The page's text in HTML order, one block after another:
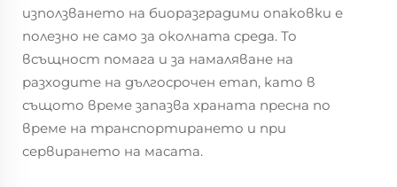
използването на биоразградими опаковки е
полезно не само за околната среда. То
всъщност помага и за намаляване на
разходите на дългосрочен етап, като в
същото време запазва храната пресна по
време на транспортирането и при
сервирането на масата.